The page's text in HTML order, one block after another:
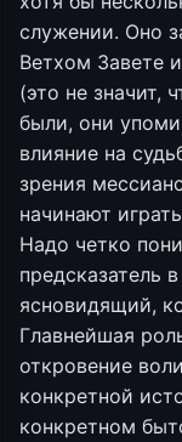
служении. Оно
Ветхом Завете
(это не значит,
были, они
влияние на
зрения
начинают
Надо четко
предсказатель
ясновидящий,
Главнейшая
откровение
конкретной
конкретном